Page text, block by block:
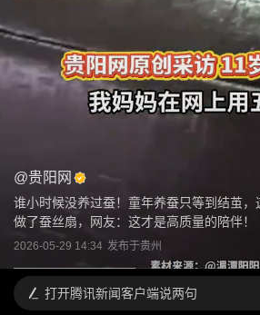
@贵阳网
谁小时候没养过蚕！童年养蚕只等到结茧，
做了蚕丝扇，网友：这才是高质量的陪伴！
2026-05-29 14:34 发布于贵州
打开腾讯新闻客户端说两句